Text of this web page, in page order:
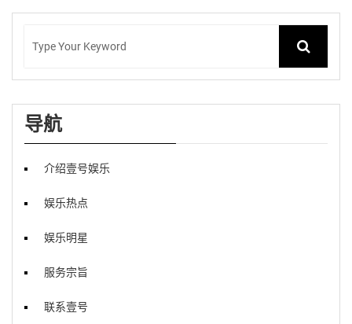
导航
介绍壹号娱乐
娱乐热点
娱乐明星
服务宗旨
联系壹号